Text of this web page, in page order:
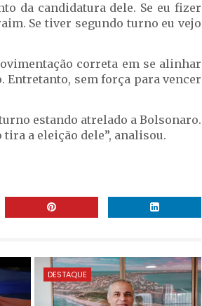
da candidatura dele. Se eu fizer
Se tiver segundo turno eu vejo
correta em se alinhar
sem força para vencer
estando atrelado a Bolsonaro.
a eleição dele”, analisou.
DESTAQUE